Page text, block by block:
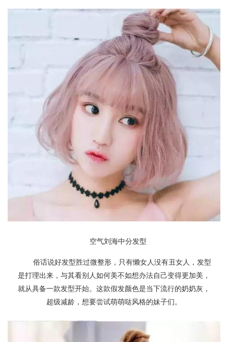
空气刘海中分发型
俗话说好发型胜过微整形，只有懒女人没有丑女人，发型
是打理出来，与其看别人如何美不如想办法自己变得更加美，
就从具备一款发型开始。这款假发颜色是当下流行的奶奶灰，
超级减龄，想要尝试萌萌哒风格的妹子们。